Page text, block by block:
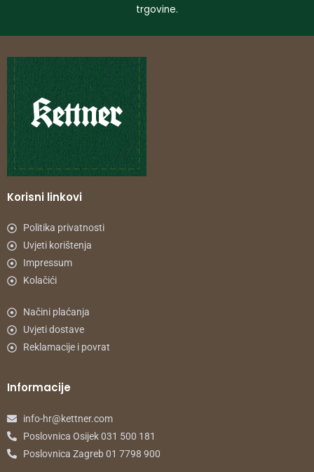
trgovine.
Korisni linkovi
Politika privatnosti
Uvjeti korištenja
Impressum
Kolačići
Načini plaćanja
Uvjeti dostave
Reklamacije i povrat
Informacije
info-hr@kettner.com
Poslovnica Osijek 031 500 181
Poslovnica Zagreb 01 7798 900